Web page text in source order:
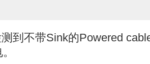
到不带Sink的Powered